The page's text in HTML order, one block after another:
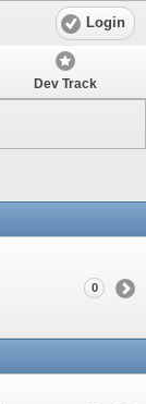
Login
Dev Track
0